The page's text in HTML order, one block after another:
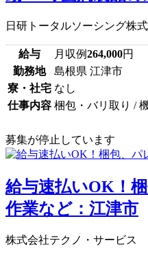
日研トータルソーシング株
給与 月収例264,000円
勤務地
島根県 江津市
寮・社宅 なし
仕事内容 梱包・バリ取り /
募集が停止しています
給与速払いOK！
作業など：江津市
株式会社テクノ・サービス